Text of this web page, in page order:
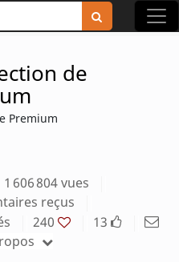
2DG !
fonctionnalités
de
Premium
1 606 804 vues
reçus
240
13